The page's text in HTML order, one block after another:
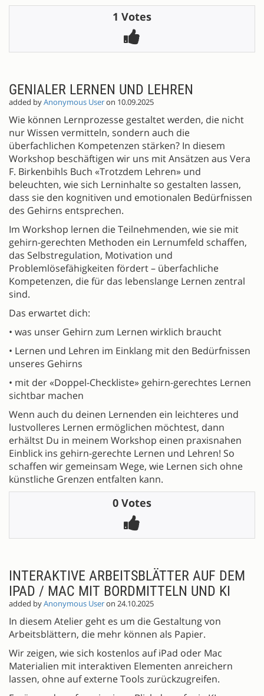
1 Votes
GENIALER LERNEN UND LEHREN
added byAnonymous Useron 10.09.2025
Wie können Lernprozesse gestaltet werden, die nicht
nur Wissen vermitteln, sondern auch die
überfachlichen Kompetenzen stärken? In diesem
Workshop beschäftigen wir uns mit Ansätzen aus Vera
F. Birkenbihls Buch «Trotzdem Lehren» und
beleuchten, wie sich Lerninhalte so gestalten lassen,
dass sie den kognitiven und emotionalen Bedürfnissen
des Gehirns entsprechen.
Im Workshop lernen die Teilnehmenden, wie sie mit
gehirn-gerechten Methoden ein Lernumfeld schaffen,
das Selbstregulation, Motivation und
Problemlösefähigkeiten fördert – überfachliche
Kompetenzen, die für das lebenslange Lernen zentral
sind.
Das erwartet dich:
• was unser Gehirn zum Lernen wirklich braucht
• Lernen und Lehren im Einklang mit den Bedürfnissen
unseres Gehirns
• mit der «Doppel-Checkliste» gehirn-gerechtes Lernen
sichtbar machen
Wenn auch du deinen Lernenden ein leichteres und
lustvolleres Lernen ermöglichen möchtest, dann
erhältst Du in meinem Workshop einen praxisnahen
Einblick ins gehirn-gerechte Lernen und Lehren! So
schaffen wir gemeinsam Wege, wie Lernen sich ohne
künstliche Grenzen entfalten kann.
0 Votes
INTERAKTIVE ARBEITSBLÄTTER AUF DEM
IPAD / MAC MIT BORDMITTELN UND KI
added byAnonymous Useron 24.10.2025
In diesem Atelier geht es um die Gestaltung von
Arbeitsblättern, die mehr können als Papier.
Wir zeigen, wie sich kostenlos auf iPad oder Mac
Materialien mit interaktiven Elementen anreichern
lassen, ohne auf externe Tools zurückzugreifen.